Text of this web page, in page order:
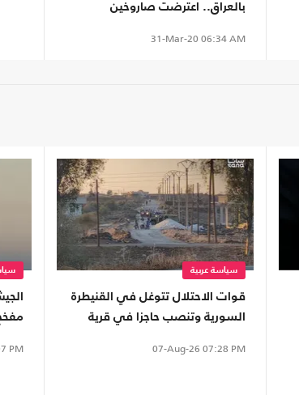
بالعراق.. اعترضت صاروخين
31-Mar-20 06:34 AM
سياسة عربية
قوات الاحتلال تتوغل في القنيطرة
السورية وتنصب حاجزا في قرية
07-Aug-26 07:28 PM
PM